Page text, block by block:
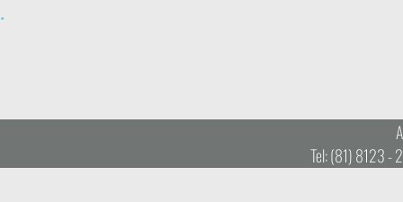
.
Tel: (81) 8123 -